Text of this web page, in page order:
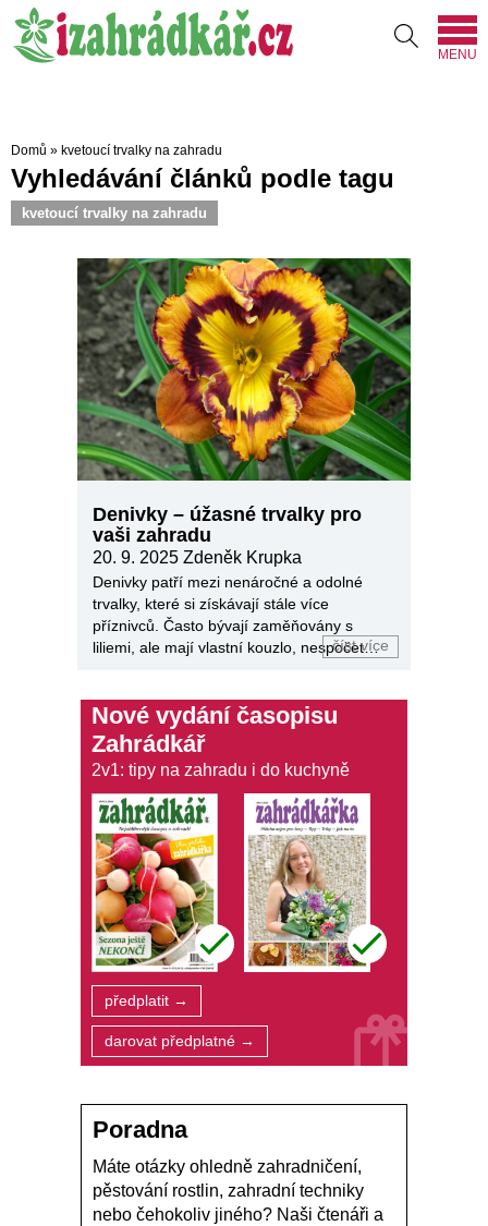
MENU
Domů » kvetoucí trvalky na zahradu
Vyhledávání článků podle tagu
kvetoucí trvalky na zahradu
Denivky – úžasné trvalky pro
vaši zahradu
20. 9. 2025 Zdeněk Krupka
Denivky patří mezi nenáročné a odolné
trvalky, které si získávají stále více
příznivců. Často bývají zaměňovány s
liliemi, ale mají vlastní kouzlo, nespočet
číst více
Nové vydání časopisu
Zahrádkář
2v1: tipy na zahradu i do kuchyně
předplatit →
darovat předplatné →
Poradna
Máte otázky ohledně zahradničení,
pěstování rostlin, zahradní techniky
nebo čehokoliv jiného? Naši čtenáři a